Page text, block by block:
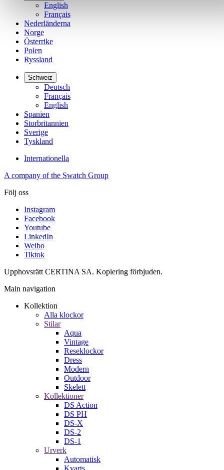
English
Français
Nederländerna
Norge
Österrike
Polen
Ryssland
Schweiz
Deutsch
Français
English
Spanien
Storbritannien
Sverige
Tyskland
Internationella
A company of the Swatch Group
Följ oss
Instagram
Facebook
Youtube
LinkedIn
Weibo
Tiktok
Upphovsrätt CERTINA SA. Kopiering förbjuden.
Main navigation
Kollektion
Alla klockor
Stilar
Aqua
Vintage
Reseklockor
Dress
Modern
Outdoor
Skelett
Kollektioner
DS Action
DS PH
DS-X
DS-2
DS-1
Urverk
Automatisk
Kvarts